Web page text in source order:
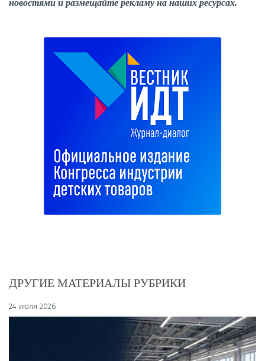
новостями и размещайте рекламу на наших ресурсах.
ДРУГИЕ МАТЕРИАЛЫ РУБРИКИ
24 июля 2026